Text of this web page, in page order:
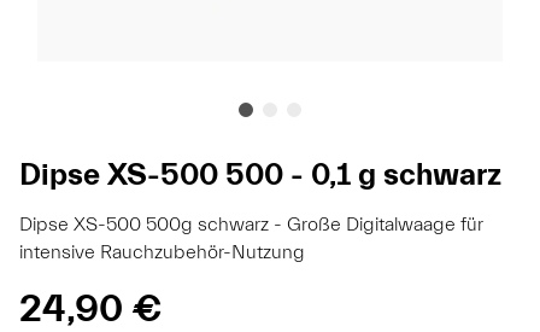
Dipse XS-500 500 - 0,1 g schwarz
Dipse XS-500 500g schwarz - Große Digitalwaage für
intensive Rauchzubehör-Nutzung
24,90 €